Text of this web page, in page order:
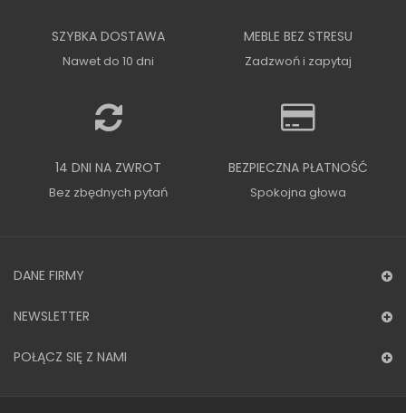
SZYBKA DOSTAWA
Nawet do 10 dni
MEBLE BEZ STRESU
Zadzwoń i zapytaj
14 DNI NA ZWROT
Bez zbędnych pytań
BEZPIECZNA PŁATNOŚĆ
Spokojna głowa
DANE FIRMY
NEWSLETTER
POŁĄCZ SIĘ Z NAMI